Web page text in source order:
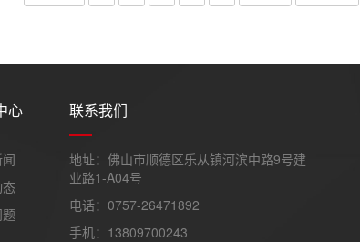
心 联系我们
地址：佛山市顺德区乐从镇河滨中路9号建
业路1-A04号
电话：0757-26471892
手机：13809700243